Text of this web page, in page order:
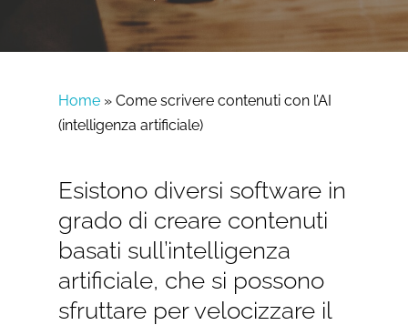
Home » Come scrivere contenuti con l’AI
(intelligenza artificiale)
Esistono diversi software in
grado di creare contenuti
basati sull’intelligenza
artificiale, che si possono
sfruttare per velocizzare il